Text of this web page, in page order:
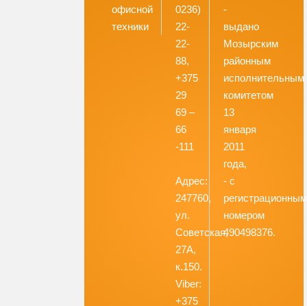
офисной
техники
0236)
22-
22-
88,
+375
29
69 –
66
-111
Адрес:
247760,
ул.
Советская,
27А,
к.150.
Viber:
+375
-
выдано
Мозырским
районным
исполнительным
комитетом
13
января
2011
года,
- с
регистрационным
номером
490498376.